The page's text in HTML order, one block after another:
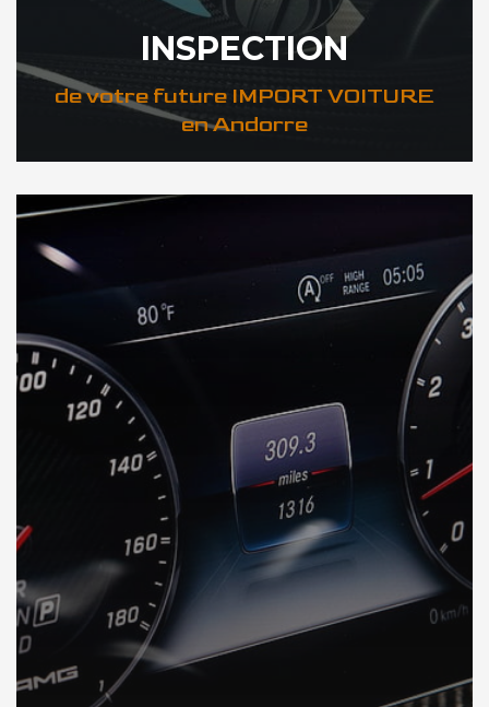
INSPECTION
de votre future IMPORT VOITURE
en Andorre
DÉCOUVREZ VOTRE INSPECTION AUTO en Andorre